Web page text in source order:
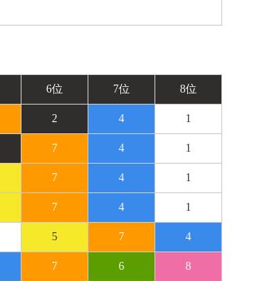
6位 7位 8位
2 4 1
7 4 1
7 4 1
7 4 1
5 7 4
7 6 8